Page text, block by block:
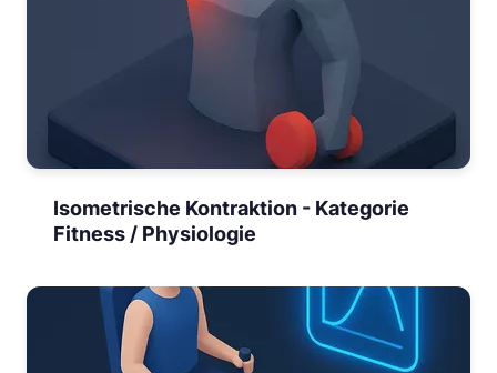
Isometrische Kontraktion - Kategorie
Fitness / Physiologie